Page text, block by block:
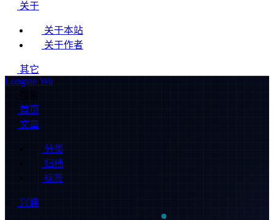
关于
关于本站
关于作者
其它
Longtao Wu
搜索
首页
文章
分类
归档
标签
兴趣